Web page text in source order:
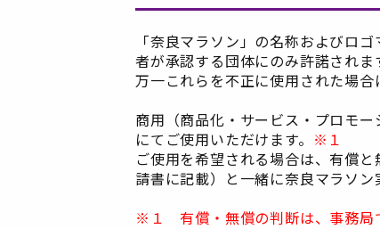
「奈良マラソン」の名称およびロ
者が承認する団体にのみ許諾されま
万一これらを不正に使用された場
商用（商品化・サービス・プロモ
にてご使用いただけます。 ※１
ご使用を希望される場合は、有償
請書に記載）と一緒に奈良マラソ
※１ 有償・無償の判断は、事務局